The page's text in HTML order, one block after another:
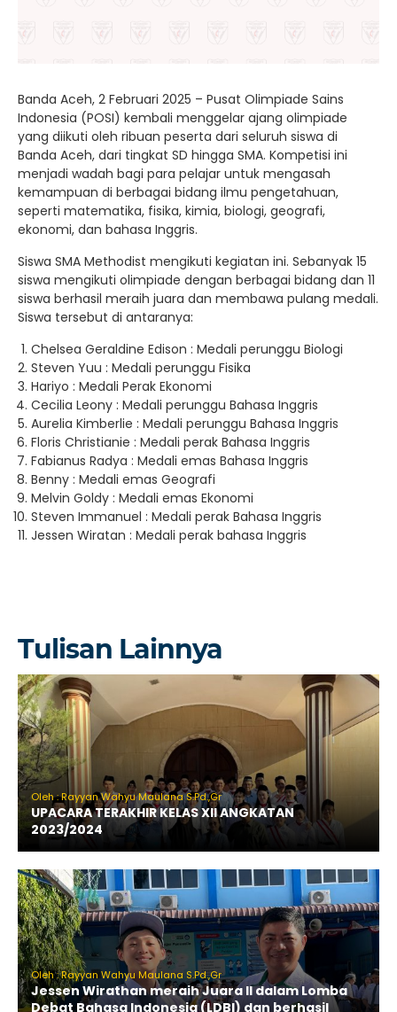
Banda Aceh, 2 Februari 2025 – Pusat Olimpiade Sains
Indonesia (POSI) kembali menggelar ajang olimpiade
yang diikuti oleh ribuan peserta dari seluruh siswa di
Banda Aceh, dari tingkat SD hingga SMA. Kompetisi ini
menjadi wadah bagi para pelajar untuk mengasah
kemampuan di berbagai bidang ilmu pengetahuan,
seperti matematika, fisika, kimia, biologi, geografi,
ekonomi, dan bahasa Inggris.
Siswa SMA Methodist mengikuti kegiatan ini. Sebanyak 15
siswa mengikuti olimpiade dengan berbagai bidang dan 11
siswa berhasil meraih juara dan membawa pulang medali.
Siswa tersebut di antaranya:
Chelsea Geraldine Edison : Medali perunggu Biologi
Steven Yuu : Medali perunggu Fisika
Hariyo : Medali Perak Ekonomi
Cecilia Leony : Medali perunggu Bahasa Inggris
Aurelia Kimberlie : Medali perunggu Bahasa Inggris
Floris Christianie : Medali perak Bahasa Inggris
Fabianus Radya : Medali emas Bahasa Inggris
Benny : Medali emas Geografi
Melvin Goldy : Medali emas Ekonomi
Steven Immanuel : Medali perak Bahasa Inggris
Jessen Wiratan : Medali perak bahasa Inggris
Tulisan Lainnya
Oleh : Rayyan Wahyu Maulana S.Pd.,Gr
UPACARA TERAKHIR KELAS XII ANGKATAN
2023/2024
Oleh : Rayyan Wahyu Maulana S.Pd.,Gr
Jessen Wirathan meraih Juara II dalam Lomba
Debat Bahasa Indonesia (LDBI) dan berhasil